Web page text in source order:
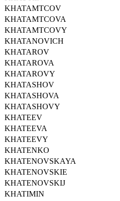
KHATAMTCOV
KHATAMTCOVA
KHATAMTCOVY
KHATANOVICH
KHATAROV
KHATAROVA
KHATAROVY
KHATASHOV
KHATASHOVA
KHATASHOVY
KHATEEV
KHATEEVA
KHATEEVY
KHATENKO
KHATENOVSKAYA
KHATENOVSKIE
KHATENOVSKIJ
KHATIMIN